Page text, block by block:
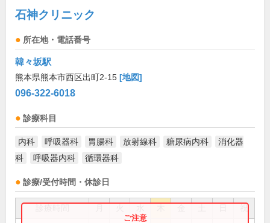
石神クリニック
所在地・電話番号
韓々坂駅
熊本県熊本市西区出町2-15 [地図]
096-322-6018
診療科目
内科 呼吸器科 胃腸科 放射線科 糖尿病内科
消化器
科
呼吸器内科 循環器科
診療/受付時間・休診日
祝